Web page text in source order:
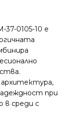
0105-10 е
архитектура,
при
в среди с